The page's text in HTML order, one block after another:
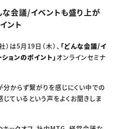
お知らせ
会議/イベントも盛り上が
ント
は5月19日（木）、 「どんな会議/イ
ョンのポイント」 オンラインセミナ
分からず繋がりを感じにくい中での
ているという声をよくお聞きしま